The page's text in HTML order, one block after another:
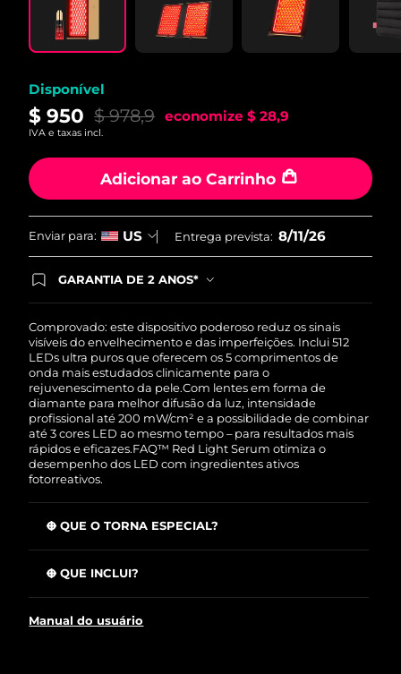
Disponível
$ 950 $ 978,9 economize $ 28,9
IVA e taxas incl.
Adicionar ao Carrinho
Enviar para: US Entrega prevista: 8/11/26
GARANTIA DE 2 ANOS*
significa que se você tiver qualquer problema até
2 anos após a compra, a FOREO substituirá seu
produto gratuitamente.*exceto pelo Luna FOFO
e Luna Play plus cuja garantia é de 90 dias.
Comprovado: este dispositivo poderoso reduz os sinais
visíveis do envelhecimento e das imperfeições. Inclui 512
LEDs ultra puros que oferecem os 5 comprimentos de
onda mais estudados clinicamente para o
rejuvenescimento da pele.Com lentes em forma de
diamante para melhor difusão da luz, intensidade
profissional até 200 mW/cm² e a possibilidade de combinar
até 3 cores LED ao mesmo tempo – para resultados mais
rápidos e eficazes.FAQ™ Red Light Serum otimiza o
desempenho dos LED com ingredientes ativos
fotorreativos.
O QUE O TORNA ESPECIAL?
camadas profundas para combater sinais avançados de
celular e a regeneração.
O QUE INCLUI?
FAQ™ Red Light Peptide Serum 30mL
Manual do usuário